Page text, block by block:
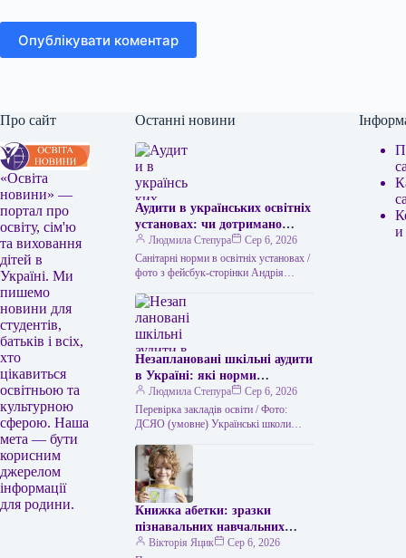
Опублікувати коментар
Про сайт
«Освіта
новини» —
портал про
освіту, сім'ю
та виховання
дітей в
Україні. Ми
пишемо
новини для
студентів,
батьків і всіх,
хто
цікавиться
освітньою та
культурною
сферою. Наша
мета — бути
корисним
джерелом
інформації
для родини.
Останні новини
Аудити в українських освітніх
установах: чи дотримано
санітарних норм
Людмила Степура
Сер 6, 2026
Санітарні норми в освітніх установах /
фото з фейсбук-сторінки Андрія
року Державна служба по প্রশ্নের…
Незаплановані шкільні аудити
в Україні: які норми
запровадило Міністерство
освіти і науки
Людмила Степура
Сер 6, 2026
Перевірка закладів освіти / Фото:
ДСЯО (умовне) Українські школи
Міністерство освіти і науки України
оновило правила проведення…
Книжка абетки: зразки
пізнавальних навчальних
посібників
Вікторія Яцик
Сер 6, 2026
и